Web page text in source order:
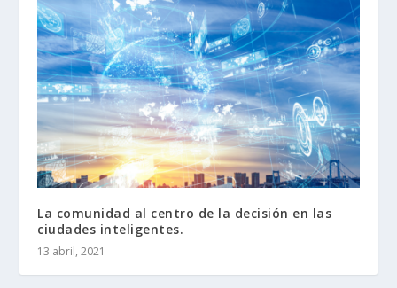
La comunidad al centro de la decisión en las
ciudades inteligentes.
13 abril, 2021